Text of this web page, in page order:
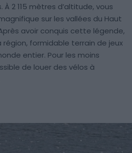
2 115 mètres d’altitude, vous
sur les vallées du Haut
avoir conquis cette légende,
région, formidable terrain de jeux
entier. Pour les moins
de louer des vélos à